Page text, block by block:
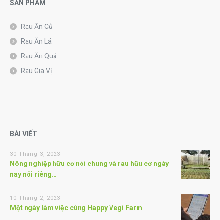
SẢN PHẨM
Rau Ăn Củ
Rau Ăn Lá
Rau Ăn Quả
Rau Gia Vị
BÀI VIẾT
30 Tháng 3, 2023
Nông nghiệp hữu cơ nói chung và rau hữu cơ ngày
nay nói riêng…
10 Tháng 2, 2023
Một ngày làm việc cùng Happy Vegi Farm